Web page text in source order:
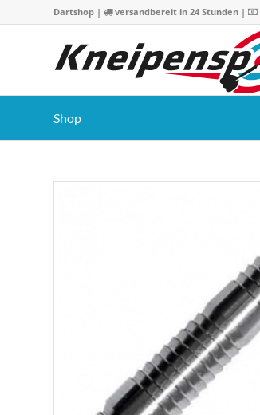
Dartshop | versandbereit in 24 Stunden |
Shop